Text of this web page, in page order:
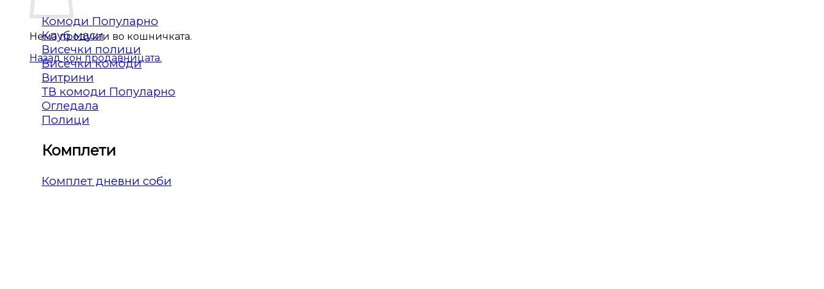
Нема продукти во кошничката.
Назад кон продавницата.
Комоди
Клуб маси
Висечки полици
Висечки комоди
Витрини
ТВ комоди
Огледала
Полици
Комплети
Комплет дневни соби